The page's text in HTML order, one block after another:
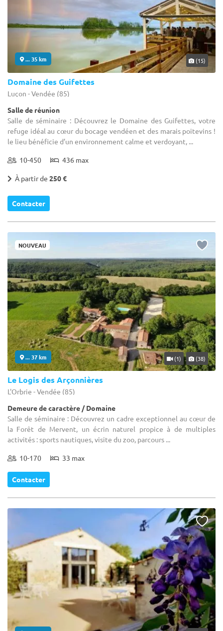
... 35 km (15)
Domaine des Guifettes
Luçon - Vendée (85)
Salle de réunion
Salle de séminaire : Découvrez le Domaine des Guifettes, votre
refuge idéal au cœur du bocage vendéen et des marais poitevins !
le lieu bénéficie d’un environnement calme et verdoyant, ...
10-450 436 max
À partir de 250 €
Contacter
NOUVEAU
... 37 km (1) (38)
Le Logis des Arçonnières
L'Orbrie - Vendée (85)
Demeure de caractère / Domaine
Salle de séminaire : Découvrez un cadre exceptionnel au cœur de
la Forêt de Mervent, un écrin naturel propice à de multiples
activités : sports nautiques, visite du zoo, parcours ...
10-170 33 max
Contacter